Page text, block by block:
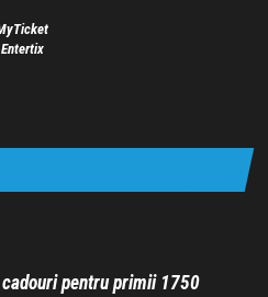
Entertix
pentru primii 1750